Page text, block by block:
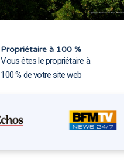
Agence communication
Propriétaire à 100 %
Vous êtes le propriétaire à
100 % de votre site web